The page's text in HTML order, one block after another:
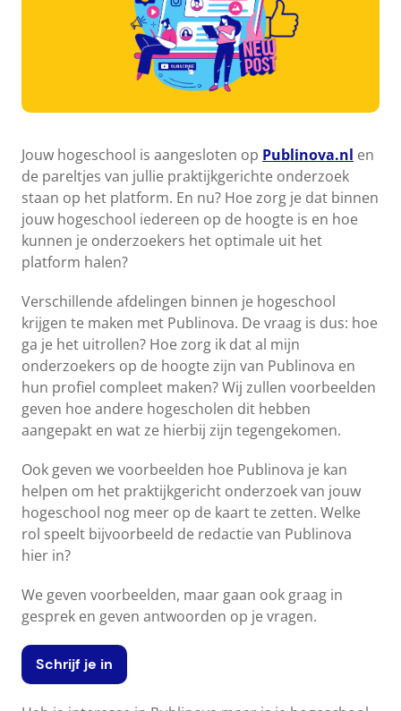
Jouw hogeschool is aangesloten op Publinova.nl en
de pareltjes van jullie praktijkgerichte onderzoek
staan op het platform. En nu? Hoe zorg je dat binnen
jouw hogeschool iedereen op de hoogte is en hoe
kunnen je onderzoekers het optimale uit het
platform halen?
Verschillende afdelingen binnen je hogeschool
krijgen te maken met Publinova. De vraag is dus: hoe
ga je het uitrollen? Hoe zorg ik dat al mijn
onderzoekers op de hoogte zijn van Publinova en
hun profiel compleet maken? Wij zullen voorbeelden
geven hoe andere hogescholen dit hebben
aangepakt en wat ze hierbij zijn tegengekomen.
Ook geven we voorbeelden hoe Publinova je kan
helpen om het praktijkgericht onderzoek van jouw
hogeschool nog meer op de kaart te zetten. Welke
rol speelt bijvoorbeeld de redactie van Publinova
hier in?
We geven voorbeelden, maar gaan ook graag in
gesprek en geven antwoorden op je vragen.
Schrijf je in